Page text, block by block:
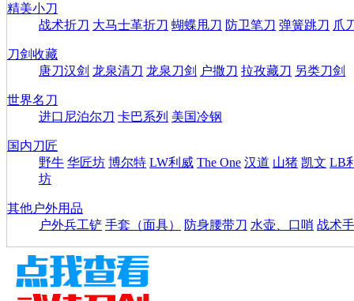
精美小刀
战术折刀 大马士革折刀 蝴蝶甩刀 防卫笔刀 弹簧跳刀 爪
刀剑收藏
唐刀汉剑 龙泉清刀 龙泉刀剑 户撒刀 拉孜藏刀 另类刀剑
世界名刀
进口尼泊尔刀 卡巴系列 美国冷钢
国内刀匠
野牛 华匠坊 博尔特 LW利威 The One 汉道 山猪 凯文 LB
坊
其他户外用品
户外兵工铲 手套（面具） 防身腰带刀 水壶、口哨 战术